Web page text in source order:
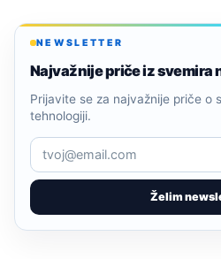
NEWSLETTER
Najvažnije priče iz svemira
Želim
Prijavite se za najvažnije priče o
tehnologiji.